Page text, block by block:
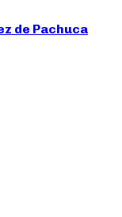
de Pachuca